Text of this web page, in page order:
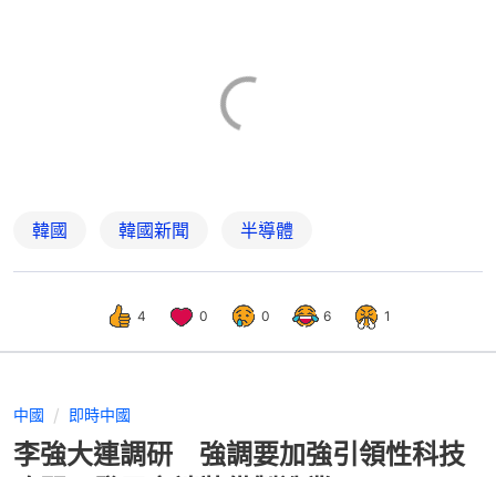
韓國 韓國新聞 半導體
4 0 0 6 1
中國 即時中國
李強大連調研 強調要加強引領性科技